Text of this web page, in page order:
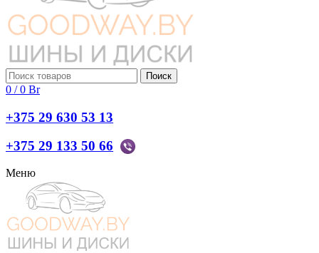
Поиск
0 / 0 Br
+375 29 630 53 13
+375 29 133 50 66
Меню